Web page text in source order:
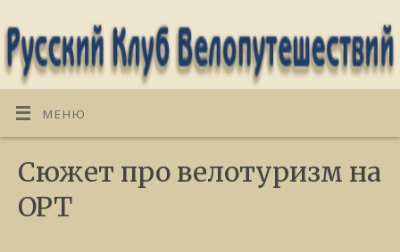
МЕНЮ
Сюжет про велотуризм на
ОРТ